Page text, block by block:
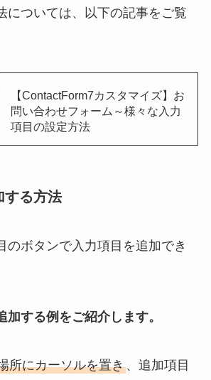
については、以下の記事をご覧
【ContactForm7カスタマイズ】お
問い合わせフォーム～様々な入力
項目の設定方法
する方法
のボタンで入力項目を追加でき
加する例をご紹介します。
所にカーソルを置き、追加項目